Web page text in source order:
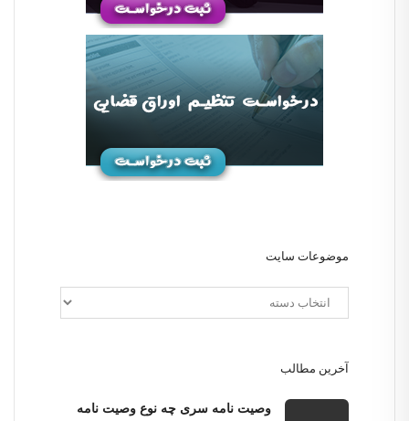
موضوعات سایت
آخرین مطالب
وصیت نامه سری چه نوع وصیت نامه